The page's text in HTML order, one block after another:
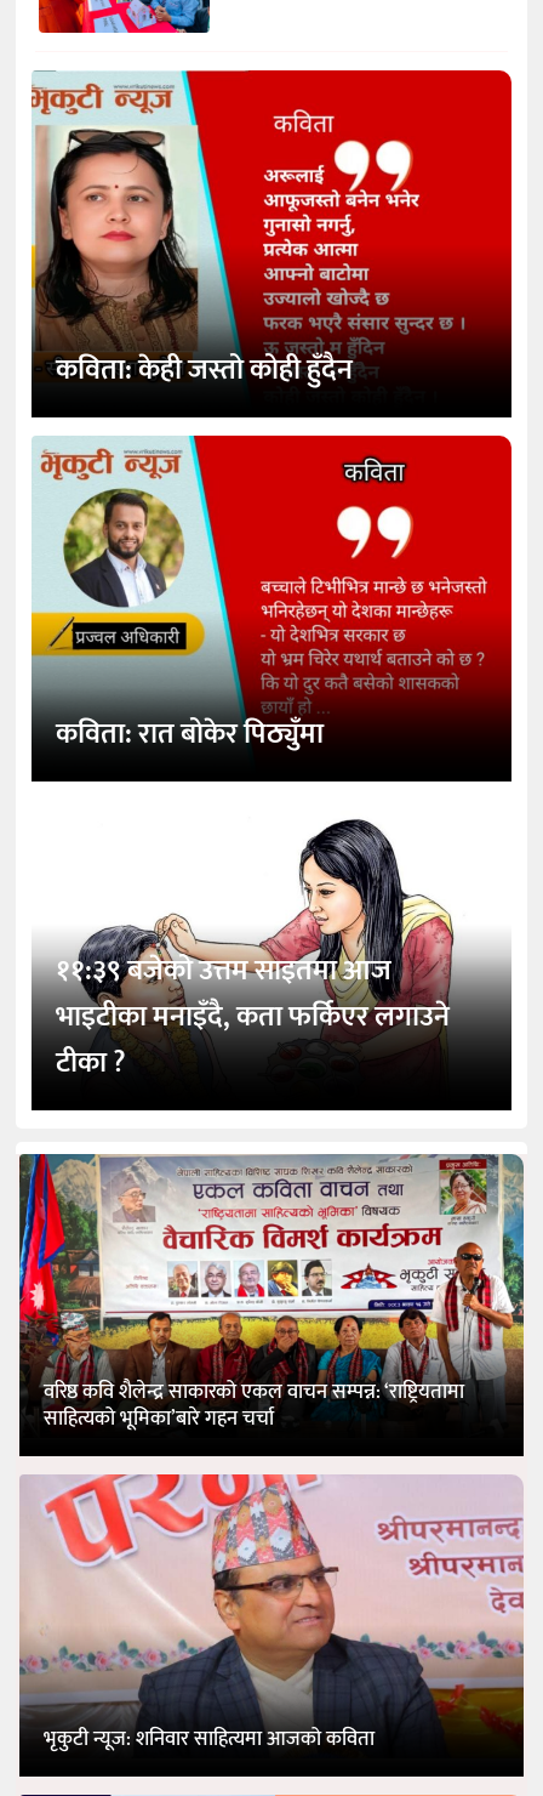
कविता: केही जस्तो कोही हुँदैन
कविता: रात बोकेर पिठ्युँमा
११:३९ बजेको उत्तम साइतमा आज
भाइटीका मनाइँदै, कता फर्किएर लगाउने
टीका ?
वरिष्ठ कवि शैलेन्द्र साकारको एकल वाचन सम्पन्न: ‘राष्ट्रियतामा
साहित्यको भूमिका’बारे गहन चर्चा
भृकुटी न्यूज: शनिवार साहित्यमा आजको कविता